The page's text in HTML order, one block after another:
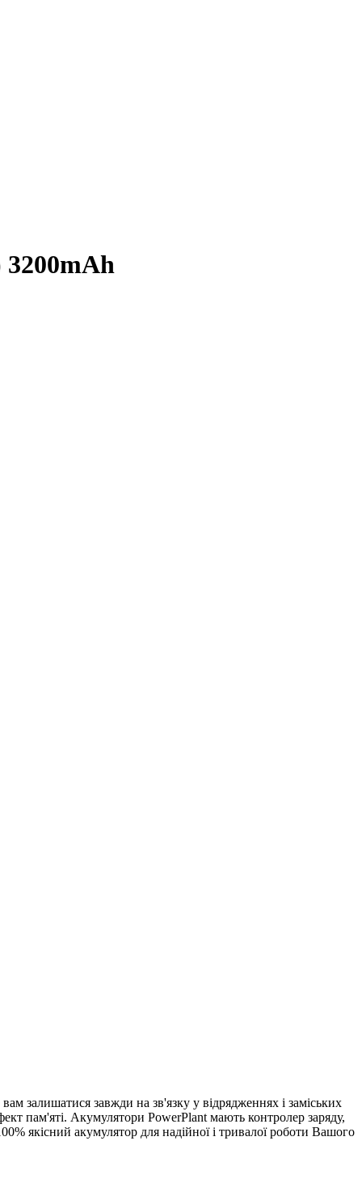
залишатися завжди на зв'язку у відрядженнях і заміських
пам'яті. Акумулятори PowerPlant мають контролер заряду,
якісний акумулятор для надійної і тривалої роботи Вашого